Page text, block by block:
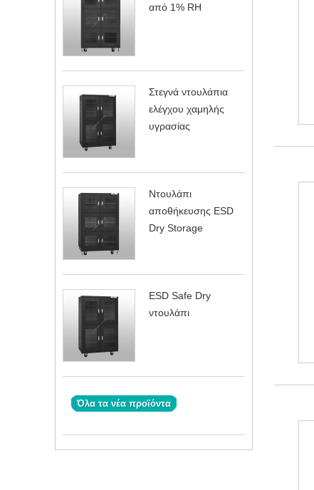
από 1% RH
Στεγνά ντουλάπια
ελέγχου χαμηλής
υγρασίας
Ντουλάπι
αποθήκευσης ESD
Dry Storage
ESD Safe Dry
ντουλάπι
Όλα τα νέα προϊόντα